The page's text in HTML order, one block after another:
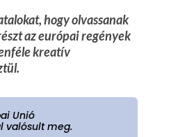
hogy olvassanak
az európai regények
kreatív
Unió
valósult meg.